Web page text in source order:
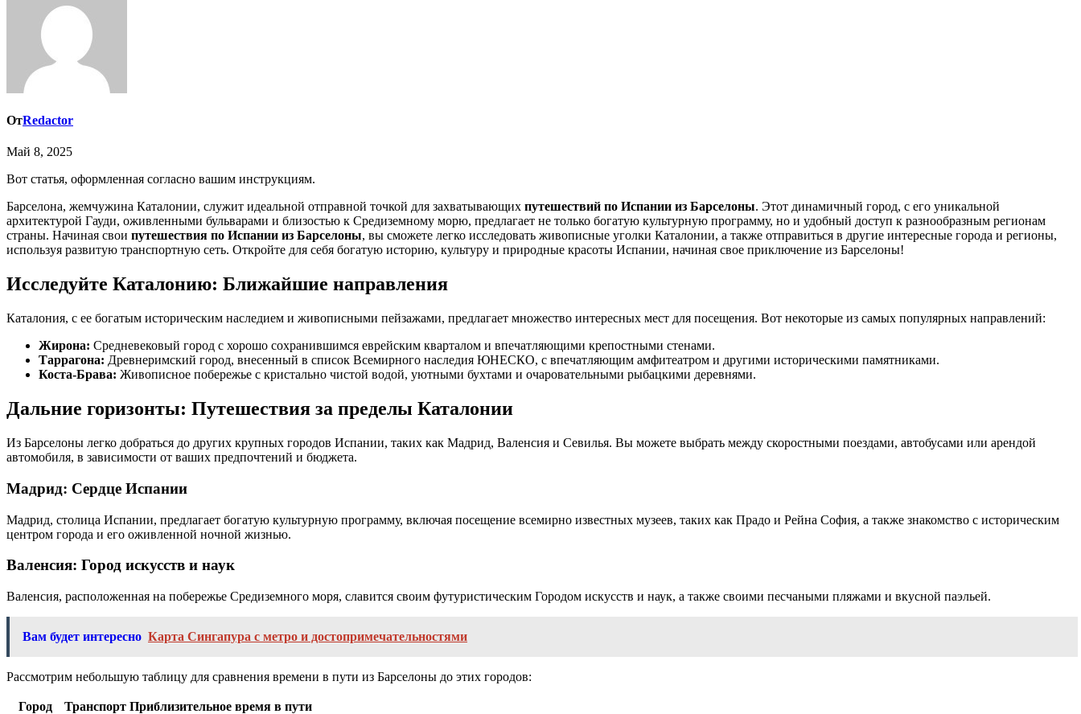
ОтRedactor
Май 8, 2025
Вот статья, оформленная согласно вашим инструкциям.
Барселона, жемчужина Каталонии, служит идеальной отправной точкой для захватывающих путешествий по Испании из Барселоны. Этот динамичный город, с его уникальной
архитектурой Гауди, оживленными бульварами и близостью к Средиземному морю, предлагает не только богатую культурную программу, но и удобный доступ к разнообразным регионам
страны. Начиная свои путешествия по Испании из Барселоны, вы сможете легко исследовать живописные уголки Каталонии, а также отправиться в другие интересные города и регионы,
используя развитую транспортную сеть. Откройте для себя богатую историю, культуру и природные красоты Испании, начиная свое приключение из Барселоны!
Исследуйте Каталонию: Ближайшие направления
Каталония, с ее богатым историческим наследием и живописными пейзажами, предлагает множество интересных мест для посещения. Вот некоторые из самых популярных направлений:
Жирона: Средневековый город с хорошо сохранившимся еврейским кварталом и впечатляющими крепостными стенами.
Таррагона: Древнеримский город, внесенный в список Всемирного наследия ЮНЕСКО, с впечатляющим амфитеатром и другими историческими памятниками.
Коста-Брава: Живописное побережье с кристально чистой водой, уютными бухтами и очаровательными рыбацкими деревнями.
Дальние горизонты: Путешествия за пределы Каталонии
Из Барселоны легко добраться до других крупных городов Испании, таких как Мадрид, Валенсия и Севилья. Вы можете выбрать между скоростными поездами, автобусами или арендой
автомобиля, в зависимости от ваших предпочтений и бюджета.
Мадрид: Сердце Испании
Мадрид, столица Испании, предлагает богатую культурную программу, включая посещение всемирно известных музеев, таких как Прадо и Рейна София, а также знакомство с историческим
центром города и его оживленной ночной жизнью.
Валенсия: Город искусств и наук
Валенсия, расположенная на побережье Средиземного моря, славится своим футуристическим Городом искусств и наук, а также своими песчаными пляжами и вкусной паэльей.
Вам будет интересно Карта Сингапура с метро и достопримечательностями
Рассмотрим небольшую таблицу для сравнения времени в пути из Барселоны до этих городов:
Город Транспорт Приблизительное время в пути